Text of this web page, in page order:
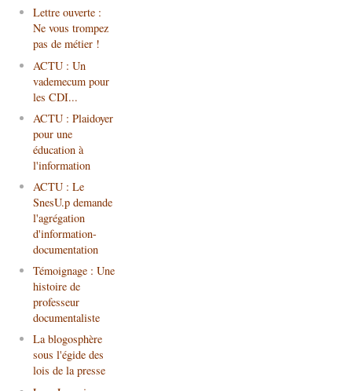
Lettre ouverte :
Ne vous trompez
pas de métier !
ACTU : Un
vademecum pour
les CDI...
ACTU : Plaidoyer
pour une
éducation à
l'information
ACTU : Le
SnesU.p demande
l'agrégation
d'information-
documentation
Témoignage : Une
histoire de
professeur
documentaliste
La blogosphère
sous l'égide des
lois de la presse